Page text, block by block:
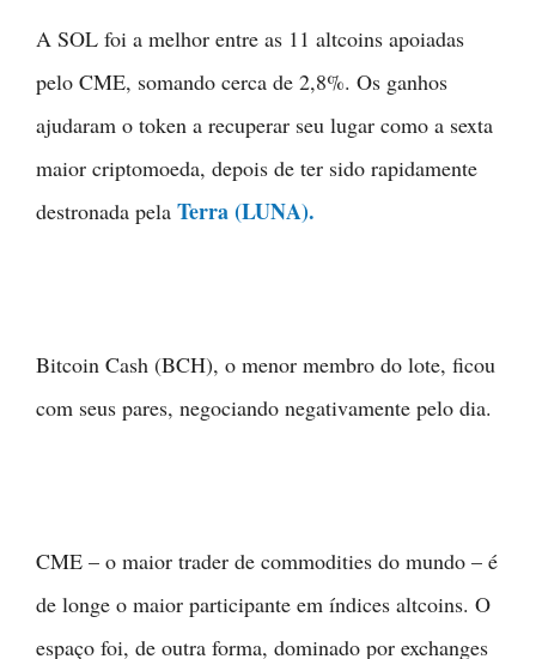
A SOL foi a melhor entre as 11 altcoins apoiadas
pelo CME, somando cerca de 2,8%. Os ganhos
ajudaram o token a recuperar seu lugar como a sexta
maior criptomoeda, depois de ter sido rapidamente
destronada pela Terra (LUNA).
Bitcoin Cash (BCH), o menor membro do lote, ficou
com seus pares, negociando negativamente pelo dia.
CME – o maior trader de commodities do mundo – é
de longe o maior participante em índices altcoins. O
espaço foi, de outra forma, dominado por exchanges